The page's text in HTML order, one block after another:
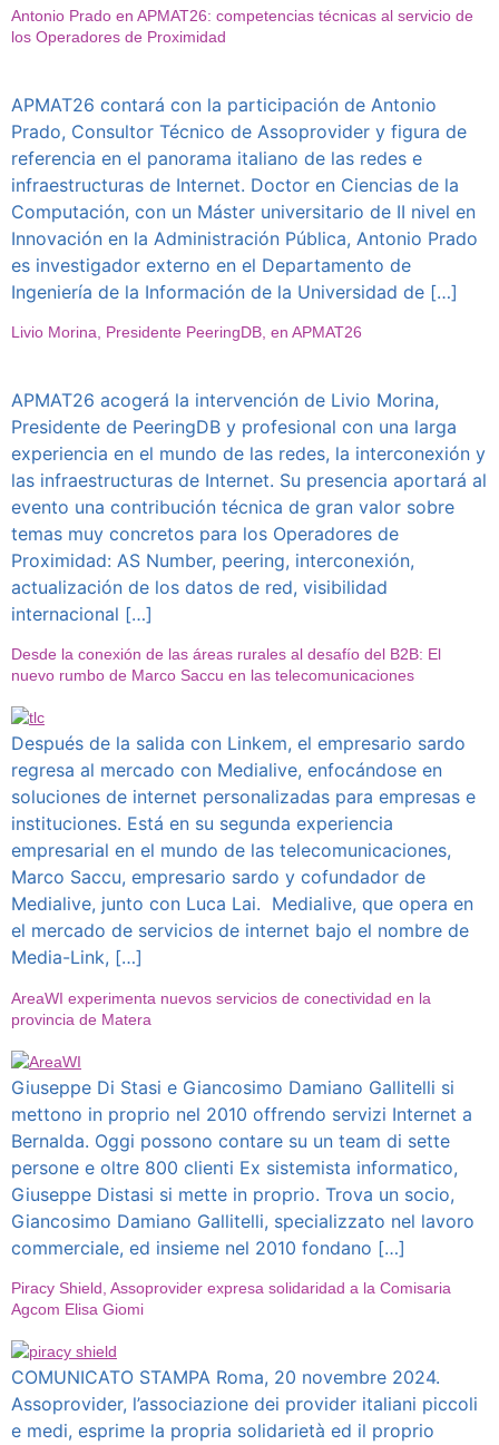
Antonio Prado en APMAT26: competencias técnicas al servicio de
los Operadores de Proximidad
APMAT26 contará con la participación de Antonio
Prado, Consultor Técnico de Assoprovider y figura de
referencia en el panorama italiano de las redes e
infraestructuras de Internet. Doctor en Ciencias de la
Computación, con un Máster universitario de II nivel en
Innovación en la Administración Pública, Antonio Prado
es investigador externo en el Departamento de
Ingeniería de la Información de la Universidad de […]
Livio Morina, Presidente PeeringDB, en APMAT26
APMAT26 acogerá la intervención de Livio Morina,
Presidente de PeeringDB y profesional con una larga
experiencia en el mundo de las redes, la interconexión y
las infraestructuras de Internet. Su presencia aportará al
evento una contribución técnica de gran valor sobre
temas muy concretos para los Operadores de
Proximidad: AS Number, peering, interconexión,
actualización de los datos de red, visibilidad
internacional […]
Desde la conexión de las áreas rurales al desafío del B2B: El
nuevo rumbo de Marco Saccu en las telecomunicaciones
Después de la salida con Linkem, el empresario sardo
regresa al mercado con Medialive, enfocándose en
soluciones de internet personalizadas para empresas e
instituciones. Está en su segunda experiencia
empresarial en el mundo de las telecomunicaciones,
Marco Saccu, empresario sardo y cofundador de
Medialive, junto con Luca Lai. Medialive, que opera en
el mercado de servicios de internet bajo el nombre de
Media-Link, […]
AreaWI experimenta nuevos servicios de conectividad en la
provincia de Matera
Giuseppe Di Stasi e Giancosimo Damiano Gallitelli si
mettono in proprio nel 2010 offrendo servizi Internet a
Bernalda. Oggi possono contare su un team di sette
persone e oltre 800 clienti Ex sistemista informatico,
Giuseppe Distasi si mette in proprio. Trova un socio,
Giancosimo Damiano Gallitelli, specializzato nel lavoro
commerciale, ed insieme nel 2010 fondano […]
Piracy Shield, Assoprovider expresa solidaridad a la Comisaria
Agcom Elisa Giomi
COMUNICATO STAMPA Roma, 20 novembre 2024.
Assoprovider, l’associazione dei provider italiani piccoli
e medi, esprime la propria solidarietà ed il proprio